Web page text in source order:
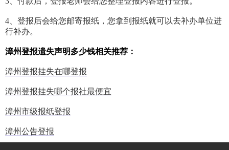
4、登报后会给您邮寄报纸，您拿到报纸就可以去补办单位进
行补办。
漳州登报遗失声明多少钱相关推荐：
漳州登报挂失在哪登报
漳州登报挂失哪个报社最便宜
漳州市级报纸登报
漳州公告登报